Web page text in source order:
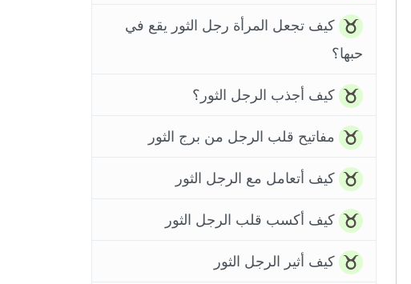
كيف تجعل المرأة رجل الثور يقع في
حبها؟
كيف أجذب الرجل الثور؟
مفاتيح قلب الرجل من برج الثور
كيف أتعامل مع الرجل الثور
كيف أكسب قلب الرجل الثور
كيف أثير الرجل الثور